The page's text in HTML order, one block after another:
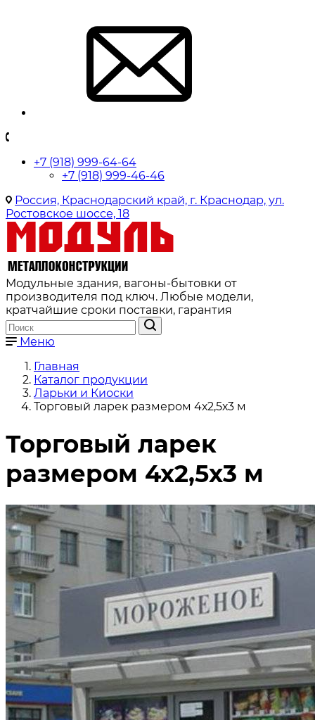
+7 (918) 999-64-64
+7 (918) 999-46-46
Россия, Краснодарский край, г. Краснодар, ул.
Ростовское шоссе, 18
Модульные здания, вагоны-бытовки от
производителя под ключ. Любые модели,
кратчайшие сроки поставки, гарантия
Меню
Главная
Каталог продукции
Ларьки и Киоски
Торговый ларек размером 4х2,5х3 м
Торговый ларек
размером 4х2,5х3 м